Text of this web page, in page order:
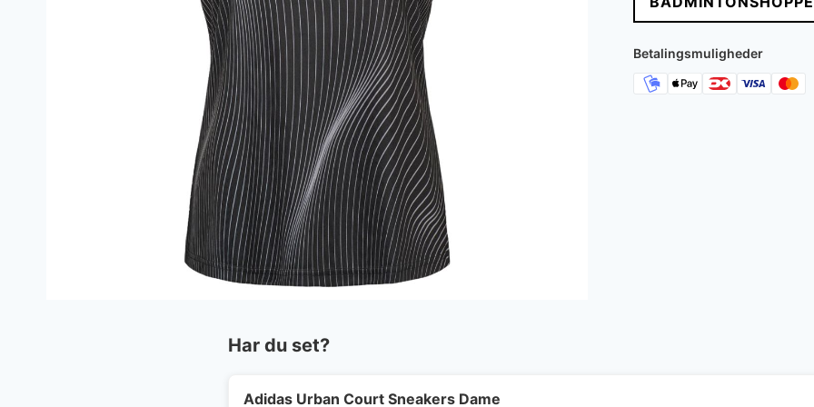
Betalingsmuligheder
Har du set?
Adidas Urban Court Sneakers Dame